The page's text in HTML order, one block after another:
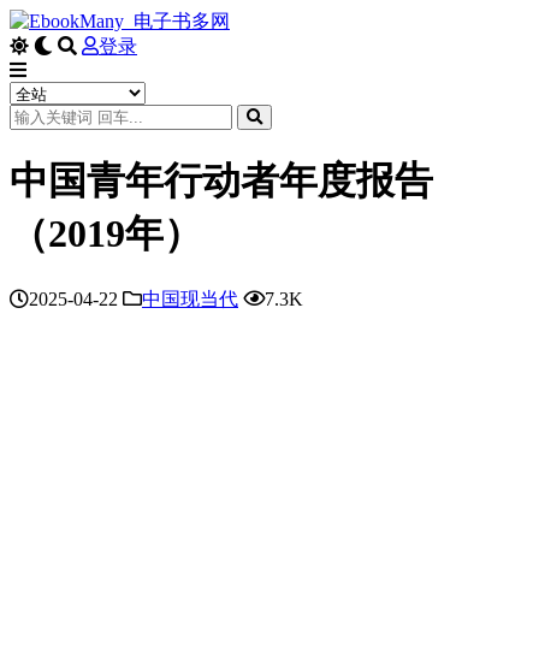
登录
中国青年行动者年度报告
（2019年）
2025-04-22 中国现当代 7.3K